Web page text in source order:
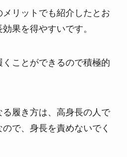
リットでも紹介したとお
果を得やすいです。
ことができるので積極的
履き方は、高身長の人で
で、身長を責めないでく